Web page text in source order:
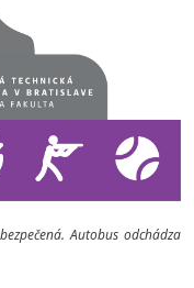
Autobus odchádza